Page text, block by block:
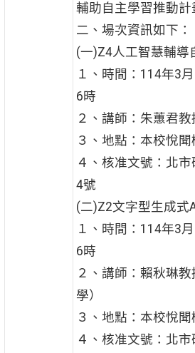
輔助自主學習推動計
二、場次資訊如下：
(一)Z4人工智慧輔導
１、時間：114年3
6時
２、講師：朱蕙君教
３、地點：本校悅
４、核准文號：北
4號
(二)Z2文字型生成式
１、時間：114年3
6時
２、講師：賴秋琳
學）
３、地點：本校悅
４、核准文號：北